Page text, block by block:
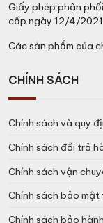
Giấy phép phân
cấp ngày 12/4/2021
Các sản phẩm của
CHÍNH SÁCH
Chính sách và quy
Chính sách đổi trả
Chính sách vận
Chính sách bảo
Chính sách bảo hành